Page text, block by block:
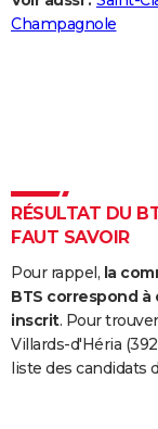
Destinations
City break
Voyage nature
Voyage de noces
Forum
Climat
+
PHOTO
Carte de Noël
Carte Bonne année
Carte Saint-Valentin
Carte Pâques
Carte d'anniversaire
DICTIONNAIRE
Dictionnaire
Biographies
Citations
Expressions
Proverbes
PROGRAMME TV
COPAINS D'AVANT
S'inscrire
Se connecter
Lycées
Collèges
Primaires
Universités
Entreprises
Service militaire
Avis de recherche
AVIS DE DÉCÈS
FORUM
Champagnole
RÉSULTAT DU
FAUT SAVOIR
Pour rappel, la
BTS correspond
inscrit. Pour
Villards-d'Héria
liste des candidats